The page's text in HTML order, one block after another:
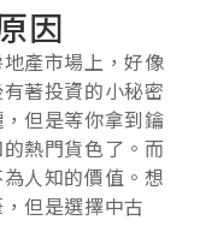
因
產市場上，好像
著投資的小秘密
但是等你拿到鑰
熱門貨色了。而
人知的價值。想
但是選擇中古